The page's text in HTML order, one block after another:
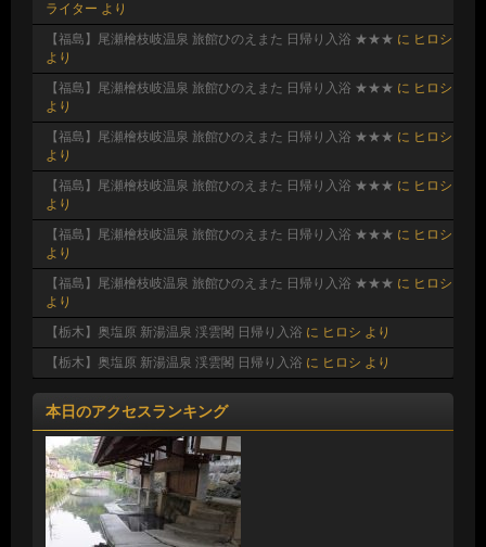
ライター より
【福島】尾瀬檜枝岐温泉 旅館ひのえまた 日帰り入浴 ★★★ に ヒロシ
より
【福島】尾瀬檜枝岐温泉 旅館ひのえまた 日帰り入浴 ★★★ に ヒロシ
より
【福島】尾瀬檜枝岐温泉 旅館ひのえまた 日帰り入浴 ★★★ に ヒロシ
より
【福島】尾瀬檜枝岐温泉 旅館ひのえまた 日帰り入浴 ★★★ に ヒロシ
より
【福島】尾瀬檜枝岐温泉 旅館ひのえまた 日帰り入浴 ★★★ に ヒロシ
より
【福島】尾瀬檜枝岐温泉 旅館ひのえまた 日帰り入浴 ★★★ に ヒロシ
より
【栃木】奥塩原 新湯温泉 渓雲閣 日帰り入浴 に ヒロシ より
【栃木】奥塩原 新湯温泉 渓雲閣 日帰り入浴 に ヒロシ より
本日のアクセスランキング